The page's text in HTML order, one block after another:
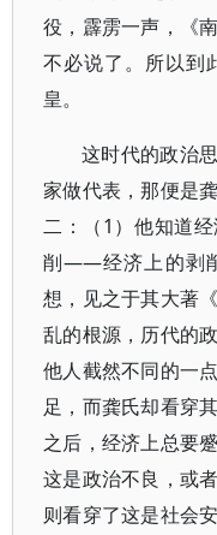
役，霹雳一声，《
不必说了。所以到
皇。
这时代的政治
家做代表，那便是
二：（1）他知道
削——经济上的剥
想，见之于其大著
乱的根源，历代的
他人截然不同的一
足，而龚氏却看穿
之后，经济上总要
这是政治不良，或
则看穿了这是社会